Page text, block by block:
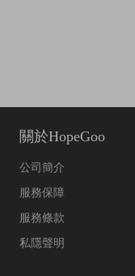
關於HopeGoo
公司簡介
服務保障
服務條款
私隱聲明